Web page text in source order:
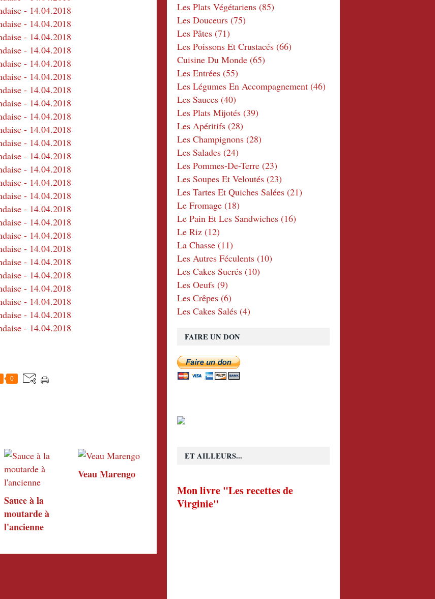
0
Sauce à la
moutarde à
l'ancienne
Veau Marengo
Les Plats Végétariens (85)
Les Douceurs (75)
Les Pâtes (71)
Les Poissons Et Crustacés (66)
Cuisine Du Monde (65)
Les Entrées (55)
Les Légumes En Accompagnement (46)
Les Sauces (40)
Les Plats Mijotés (39)
Les Apéritifs (28)
Les Champignons (28)
Les Salades (24)
Les Pommes-De-Terre (23)
Les Soupes Et Veloutés (23)
Les Tartes Et Quiches Salées (21)
Le Fromage (18)
Le Pain Et Les Sandwiches (16)
Le Riz (12)
La Chasse (11)
Les Autres Féculents (10)
Les Cakes Sucrés (10)
Les Oeufs (9)
Les Crêpes (6)
Les Cakes Salés (4)
FAIRE UN DON
ET AILLEURS...
Mon livre "Les recettes de
Virginie"